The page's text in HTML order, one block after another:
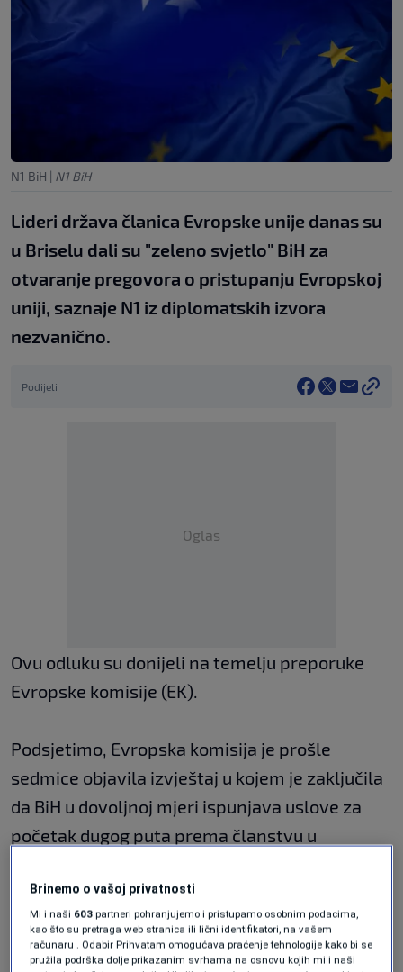
N1 BiH | N1 BiH
Lideri država članica Evropske unije danas su
u Briselu dali su "zeleno svjetlo" BiH za
otvaranje pregovora o pristupanju Evropskoj
uniji, saznaje N1 iz diplomatskih izvora
nezvanično.
Podijeli
Oglas
Ovu odluku su donijeli na temelju preporuke
Evropske komisije (EK).
Podsjetimo, Evropska komisija je prošle
sedmice objavila izvještaj u kojem je zaključila
da BiH u dovoljnoj mjeri ispunjava uslove za
početak dugog puta prema članstvu u
Na sastanku u decembru 2023. godine čelnici
zemalja EU-a dali su “zeleno svjetlo“ otvaranju
Brinemo o vašoj privatnosti
Mi i naši 603 partneri pohranjujemo i pristupamo osobnim podacima,
kao što su pretraga web stranica ili lični identifikatori, na vašem
računaru . Odabir Prihvatam omogućava praćenje tehnologije kako bi se
pružila podrška dolje prikazanim svrhama na osnovu kojih mi i naši